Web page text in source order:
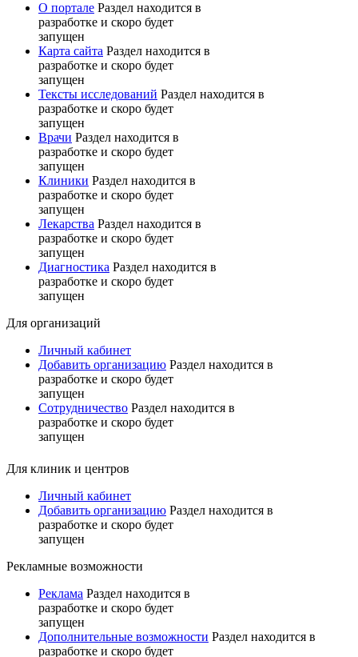
О портале Раздел находится в
разработке и скоро будет
запущен
Карта сайта Раздел находится в
разработке и скоро будет
запущен
Тексты исследований Раздел находится в
разработке и скоро будет
запущен
Врачи Раздел находится в
разработке и скоро будет
запущен
Клиники Раздел находится в
разработке и скоро будет
запущен
Лекарства Раздел находится в
разработке и скоро будет
запущен
Диагностика Раздел находится в
разработке и скоро будет
запущен
Для организаций
Личный кабинет
Добавить организацию Раздел находится в
разработке и скоро будет
запущен
Сотрудничество Раздел находится в
разработке и скоро будет
запущен
Для клиник и центров
Личный кабинет
Добавить организацию Раздел находится в
разработке и скоро будет
запущен
Рекламные возможности
Реклама Раздел находится в
разработке и скоро будет
запущен
Дополнительные возможности Раздел находится в
разработке и скоро будет